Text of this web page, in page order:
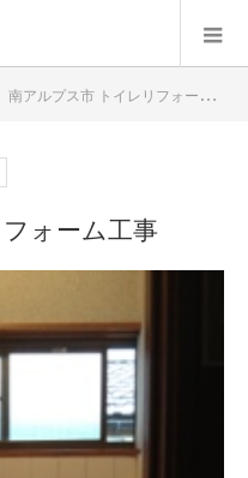
南アルプス市 トイレリフォーム工事
ォーム工事